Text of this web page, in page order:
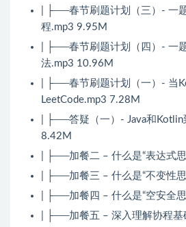
| ├──春节刷题计划（三）- 一
程.mp3 9.95M
| ├──春节刷题计划（四）- 一
法.mp3 10.96M
| ├──春节刷题计划（一）- 当
LeetCode.mp3 7.28M
| ├──答疑（一）- Java和
8.42M
| ├──加餐二 – 什么是“表达式
| ├──加餐三 – 什么是“不变性
| ├──加餐四 – 什么是“空安全
| ├──加餐五 – 深入理解协程